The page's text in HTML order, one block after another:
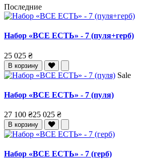
Последние
Набор «ВСЕ ЕСТЬ» - 7 (пуля+герб)
25 025 ₴
В корзину
Sale
Набор «ВСЕ ЕСТЬ» - 7 (пуля)
27 100 ₴25 025 ₴
В корзину
Набор «ВСЕ ЕСТЬ» - 7 (герб)